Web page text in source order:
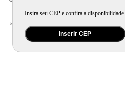
Insira seu CEP e confira a disponibilidade
Inserir CEP
Home